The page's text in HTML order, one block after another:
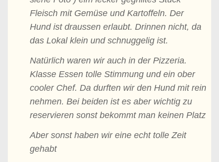
Fleisch mit Gemüse und Kartoffeln. Der
Hund ist draussen erlaubt. Drinnen nicht, da
das Lokal klein und schnuggelig ist.
Natürlich waren wir auch in der Pizzeria.
Klasse Essen tolle Stimmung und ein ober
cooler Chef. Da durften wir den Hund mit rein
nehmen. Bei beiden ist es aber wichtig zu
reservieren sonst bekommt man keinen Platz
Aber sonst haben wir eine echt tolle Zeit
gehabt